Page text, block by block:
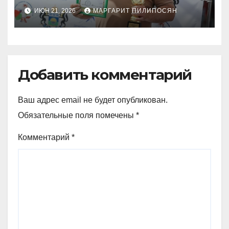
комплексной Спартакиады
школьников.
ИЮН 21, 2026 МАРГАРИТ ПИЛИПОСЯН
Добавить комментарий
Ваш адрес email не будет опубликован.
Обязательные поля помечены *
Комментарий *